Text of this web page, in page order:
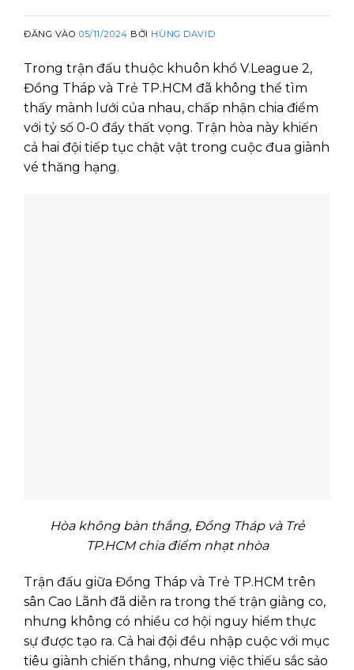
ĐĂNG VÀO05/11/2024 BỞI HÙNG DAVID
Trong trận đấu thuộc khuôn khổ V.League 2,
Đồng Tháp và Trẻ TP.HCM đã không thể tìm
thấy mành lưới của nhau, chấp nhận chia điểm
với tỷ số 0-0 đầy thất vọng. Trận hòa này khiến
cả hai đội tiếp tục chật vật trong cuộc đua giành
vé thăng hạng.
Hòa không bàn thắng, Đồng Tháp và Trẻ
TP.HCM chia điểm nhạt nhòa
Trận đấu giữa Đồng Tháp và Trẻ TP.HCM trên
sân Cao Lãnh đã diễn ra trong thế trận giằng co,
nhưng không có nhiều cơ hội nguy hiểm thực
sự được tạo ra. Cả hai đội đều nhập cuộc với mục
tiêu giành chiến thắng, nhưng việc thiếu sắc sảo